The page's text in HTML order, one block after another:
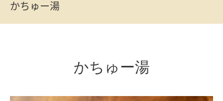
かちゅー湯
かちゅー湯